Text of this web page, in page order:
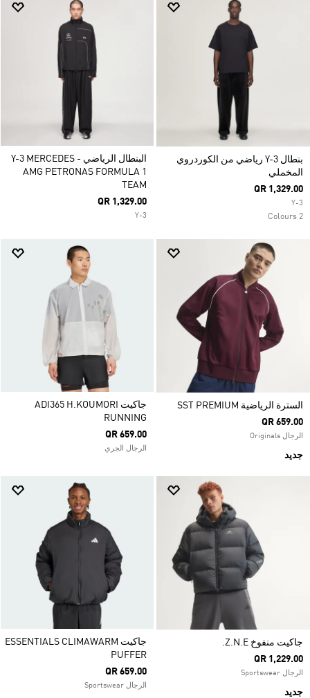
بنطال Y-3 رياضي من الكوردروي
المخملي
QR 1,329.00
Y-3
2 Colours
البنطال الرياضي Y-3 MERCEDES -
AMG PETRONAS FORMULA 1
TEAM
QR 1,329.00
Y-3
السترة الرياضية SST PREMIUM
QR 659.00
الرجال Originals
جديد
جاكيت ADI365 H.KOUMORI
RUNNING
QR 659.00
الرجال الجري
جاكيت منفوخ Z.N.E.
QR 1,229.00
الرجال Sportswear
جديد
جاكيت ESSENTIALS CLIMAWARM
PUFFER
QR 659.00
الرجال Sportswear